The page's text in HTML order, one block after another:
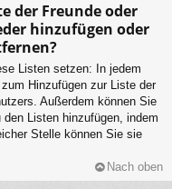
der Freunde oder
hinzufügen oder
Listen setzen: In jedem
Hinzufügen zur Liste der
Außerdem können Sie
Listen hinzufügen, indem
Stelle können Sie sie
Nach oben